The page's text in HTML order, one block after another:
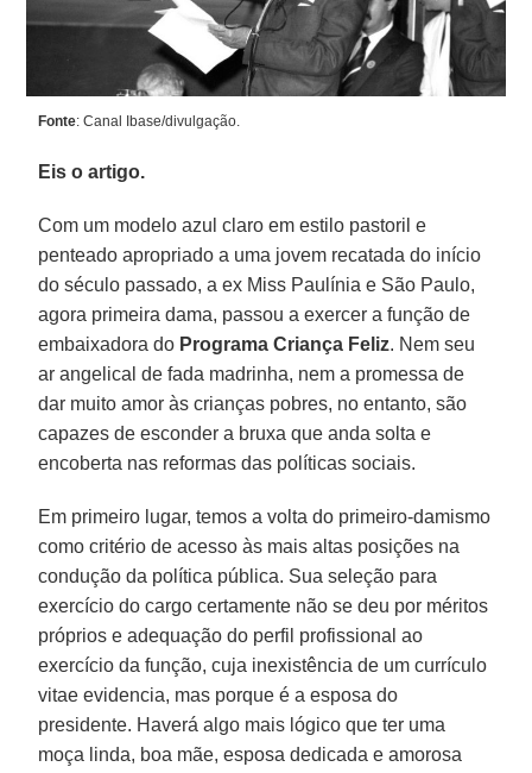
Fonte: Canal Ibase/divulgação.
Eis o artigo.
Com um modelo azul claro em estilo pastoril e
penteado apropriado a uma jovem recatada do início
do século passado, a ex Miss Paulínia e São Paulo,
agora primeira dama, passou a exercer a função de
embaixadora do Programa Criança Feliz. Nem seu
ar angelical de fada madrinha, nem a promessa de
dar muito amor às crianças pobres, no entanto, são
capazes de esconder a bruxa que anda solta e
encoberta nas reformas das políticas sociais.
Em primeiro lugar, temos a volta do primeiro-damismo
como critério de acesso às mais altas posições na
condução da política pública. Sua seleção para
exercício do cargo certamente não se deu por méritos
próprios e adequação do perfil profissional ao
exercício da função, cuja inexistência de um currículo
vitae evidencia, mas porque é a esposa do
presidente. Haverá algo mais lógico que ter uma
moça linda, boa mãe, esposa dedicada e amorosa